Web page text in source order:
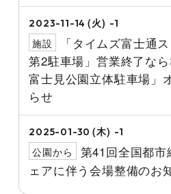
2023-11-14 (火) -1
施設
「タイムズ富士通
第2駐車場」営業終了な
富士見公園立体駐車場」
らせ
2025-01-30 (木) -1
公園から
第41回全国都市
ェアに伴う会場整備のお